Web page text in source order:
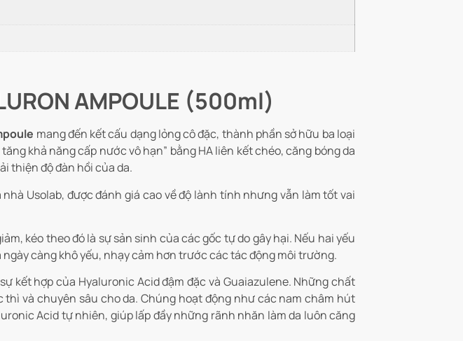
AMPOULE (500ml)
mang đến kết cấu dạng lỏng cô đặc, thành phần sở hữu ba loại
khả năng cấp nước vô hạn” bằng HA liên kết chéo, căng bóng da
thiện độ đàn hồi của da.
Usolab, được đánh giá cao về độ lành tính nhưng vẫn làm tốt vai
kéo theo đó là sự sản sinh của các gốc tự do gây hại. Nếu hai yếu
càng khô yếu, nhạy cảm hơn trước các tác động môi trường.
kết hợp của Hyaluronic Acid đậm đặc và Guaiazulene. Những chất
và chuyên sâu cho da. Chúng hoạt động như các nam châm hút
Acid tự nhiên, giúp lấp đầy những rãnh nhăn làm da luôn căng